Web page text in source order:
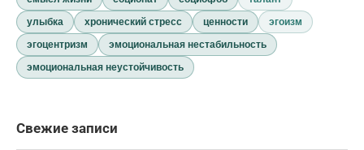
улыбка
хронический стресс ценности
эгоизм
эгоцентризм
эмоциональная нестабильность
эмоциональная неустойчивость
Свежие записи